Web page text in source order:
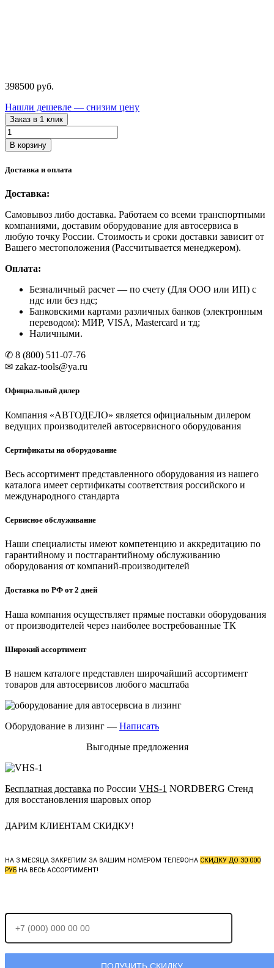
398500 руб.
Нашли дешевле — снизим цену
Заказ в 1 клик
Количество
товара
N3675E
Пресс
усилие
тонн
В корзину
Доставка и оплата
Доставка:
Самовывоз либо доставка. Работаем со всеми транспортными
компаниями, доставим оборудование для автосервиса в
любую точку России. Стоимость и сроки доставки зависит от
Вашего местоположения (Рассчитывается менеджером).
Оплата:
Безналичный расчет — по счету (Для ООО или ИП) с
ндс или без ндс;
Банковскими картами различных банков (электронным
переводом): МИР, VISA, Mastercard и тд;
Наличными.
✆ 8 (800) 511-07-76
✉ zakaz-tools@ya.ru
Официальный дилер
Компания «АВТОДЕЛО» является официальным дилером
ведущих производителей автосервисного оборудования
Сертификаты на оборудование
Весь ассортимент представленного оборудования из нашего
каталога имеет сертификаты соответствия российского и
международного стандарта
Сервисное обслуживание
Наши специалисты имеют компетенцию и аккредитацию по
гарантийному и постгарантийному обслуживанию
оборудования от компаний-производителей
Доставка по РФ от 2 дней
Наша компания осуществляет прямые поставки оборудования
от производителей через наиболее востребованные ТК
Широкий ассортимент
В нашем каталоге представлен широчайший ассортимент
товаров для автосервисов любого масштаба
Оборудование в лизинг — Написать
Выгодные предложения
Бесплатная доставка по России VHS-1 NORDBERG Стенд
для восстановления шаровых опор
ДАРИМ КЛИЕНТАМ СКИДКУ!
НА 3 МЕСЯЦА ЗАКРЕПИМ ЗА ВАШИМ НОМЕРОМ ТЕЛЕФОНА СКИДКУ ДО 30 000
РУБ НА ВЕСЬ АССОРТИМЕНТ!